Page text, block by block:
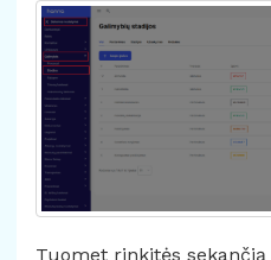
Tuomet rinkitės